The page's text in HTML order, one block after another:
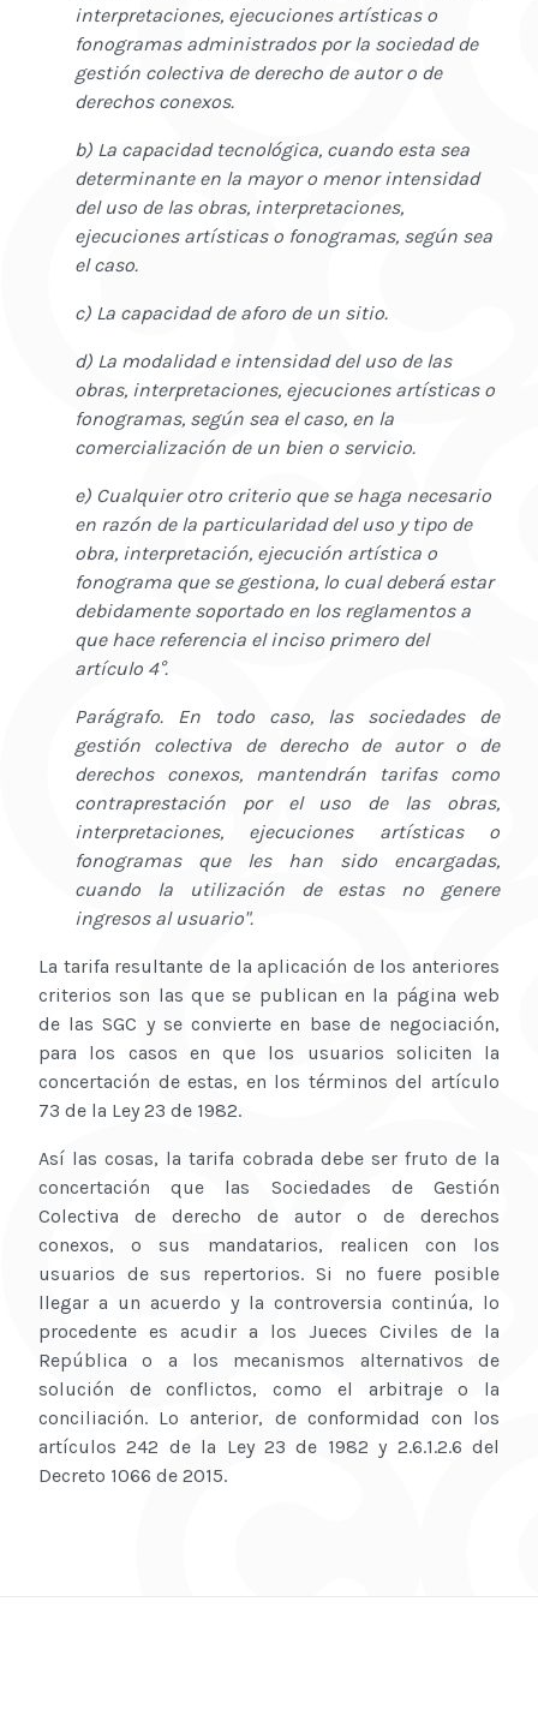
interpretaciones, ejecuciones artísticas o
fonogramas administrados por la sociedad de
gestión colectiva de derecho de autor o de
derechos conexos.
b) La capacidad tecnológica, cuando esta sea
determinante en la mayor o menor intensidad
del uso de las obras, interpretaciones,
ejecuciones artísticas o fonogramas, según sea
el caso.
c) La capacidad de aforo de un sitio.
d) La modalidad e intensidad del uso de las
obras, interpretaciones, ejecuciones artísticas o
fonogramas, según sea el caso, en la
comercialización de un bien o servicio.
e) Cualquier otro criterio que se haga necesario
en razón de la particularidad del uso y tipo de
obra, interpretación, ejecución artística o
fonograma que se gestiona, lo cual deberá estar
debidamente soportado en los reglamentos a
que hace referencia el inciso primero del
artículo 4°.
Parágrafo. En todo caso, las sociedades de
gestión colectiva de derecho de autor o de
derechos conexos, mantendrán tarifas como
contraprestación por el uso de las obras,
interpretaciones, ejecuciones artísticas o
fonogramas que les han sido encargadas,
cuando la utilización de estas no genere
ingresos al usuario".
La tarifa resultante de la aplicación de los anteriores
criterios son las que se publican en la página web
de las SGC y se convierte en base de negociación,
para los casos en que los usuarios soliciten la
concertación de estas, en los términos del artículo
73 de la Ley 23 de 1982.
Así las cosas, la tarifa cobrada debe ser fruto de la
concertación que las Sociedades de Gestión
Colectiva de derecho de autor o de derechos
conexos, o sus mandatarios, realicen con los
usuarios de sus repertorios. Si no fuere posible
llegar a un acuerdo y la controversia continúa, lo
procedente es acudir a los Jueces Civiles de la
República o a los mecanismos alternativos de
solución de conflictos, como el arbitraje o la
conciliación. Lo anterior, de conformidad con los
artículos 242 de la Ley 23 de 1982 y 2.6.1.2.6 del
Decreto 1066 de 2015.